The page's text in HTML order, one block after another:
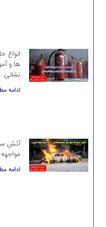
انواع
ها و
نشانی
ادامه
آتش
مواجهه
ادامه